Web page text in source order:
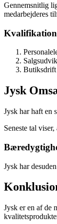
Gennemsnitlig
medarbejderes
Butiksdrift
Jysk
Jysk har haft en
Seneste tal
Jysk har
Jysk er en af de